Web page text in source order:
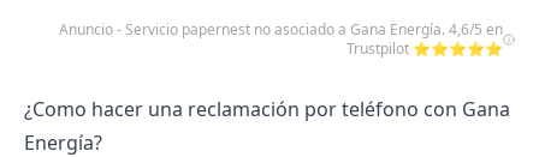
Anuncio - Servicio papernest no asociado a Gana Energía. 4,6/5 en
Trustpilot ⭐⭐⭐⭐⭐
¿Como hacer una reclamación por teléfono con Gana
Energía?